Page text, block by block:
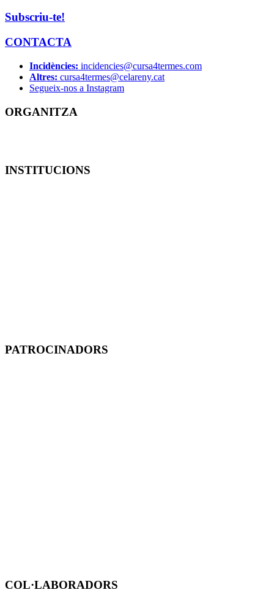
Subscriu-te!
CONTACTA
Incidències: incidencies@cursa4termes.com
Altres: cursa4termes@celareny.cat
Segueix-nos a Instagram
ORGANITZA
INSTITUCIONS
PATROCINADORS
COL·LABORADORS